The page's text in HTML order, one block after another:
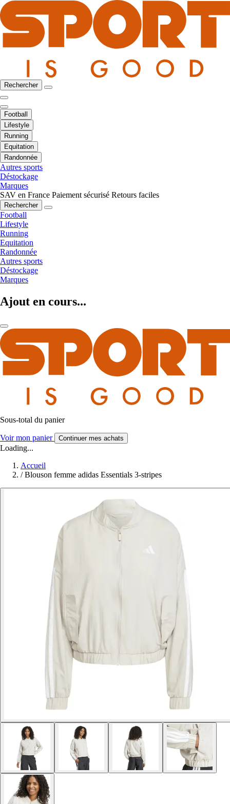
Rechercher
Football
Lifestyle
Running
Equitation
Randonnée
Autres sports
Déstockage
Marques
SAV en France Paiement sécurisé Retours faciles
Rechercher
Football
Lifestyle
Running
Equitation
Randonnée
Autres sports
Déstockage
Marques
Ajout en cours...
Sous-total du panier
Voir mon panier Continuer mes achats
Loading...
Accueil
/ Blouson femme adidas Essentials 3-stripes